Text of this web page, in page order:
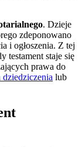
. Dzieje
zdeponowano
i ogłoszenia. Z tej
testament staje się
prawa do
lub